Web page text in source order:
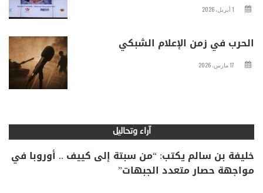
1 أبريل، 2026
الحرب في زمن الإعلام الشبكي
17 مارس، 2026
آراء وتحاليل
خليفة بن سالم يكتب: “من سبتة إلى كييف .. أوروبا في
مواجهة حصار متعدد الجبهات”